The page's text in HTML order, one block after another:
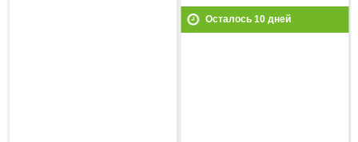
Осталось 10дней